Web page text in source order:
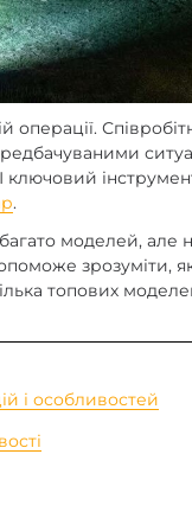
І ключовий
.
моделей, але
зрозуміти,
топових
і особливостей